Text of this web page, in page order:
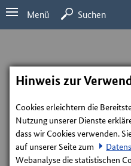
Menü Suchen
Hinweis zur
Cookies erleichtern die
Nutzung unserer Dienste
dass wir Cookies verwenden.
auf unserer Seite zum
Webanalyse die statistischen